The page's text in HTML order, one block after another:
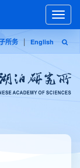
所务 | English
Toggle